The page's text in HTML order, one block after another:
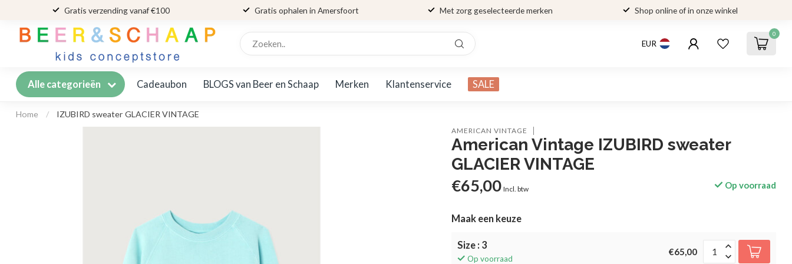
Gratis verzending vanaf €100 Gratis ophalen in Amersfoort Met zorg geselecteerde merken Shop online of in onze winkel
EUR
0
Alle categorieën Cadeaubon BLOGS van Beer en Schaap Merken Klantenservice SALE
Home / IZUBIRD sweater GLACIER VINTAGE
AMERICAN VINTAGE
American Vintage IZUBIRD sweater
GLACIER VINTAGE
€65,00 Incl. btw Op voorraad
Maak een keuze
Size : 3
Op voorraad
€65,00